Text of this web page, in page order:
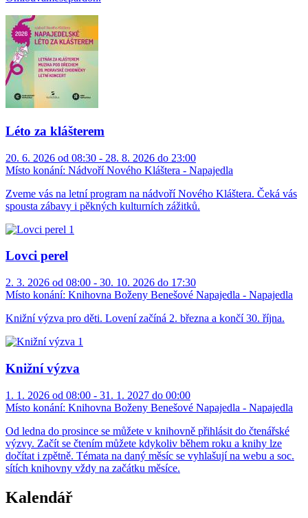
Léto za klášterem
20. 6. 2026 od 08:30 - 28. 8. 2026 do 23:00
Místo konání: Nádvoří Nového Kláštera - Napajedla
Zveme vás na letní program na nádvoří Nového Kláštera. Čeká vás
spousta zábavy i pěkných kulturních zážitků.
Lovci perel
2. 3. 2026 od 08:00 - 30. 10. 2026 do 17:30
Místo konání: Knihovna Boženy Benešové Napajedla - Napajedla
Knižní výzva pro děti. Lovení začíná 2. března a končí 30. října.
Knižní výzva
1. 1. 2026 od 08:00 - 31. 1. 2027 do 00:00
Místo konání: Knihovna Boženy Benešové Napajedla - Napajedla
Od ledna do prosince se můžete v knihovně přihlásit do čtenářské
výzvy. Začít se čtením můžete kdykoliv během roku a knihy lze
dočítat i zpětně. Témata na daný měsíc se vyhlašují na webu a soc.
sítích knihovny vždy na začátku měsíce.
Kalendář